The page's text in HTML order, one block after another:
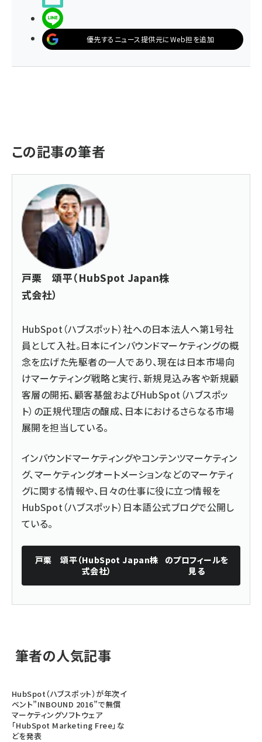
優先するニュース提供元にWeb担を追加
この記事の筆者
戸栗 頌平（HubSpot Japan株
式会社）
HubSpot（ハブスポット）社への日本法人へ第1号社
員として入社。日本にインバウンドマーケティングの概
念を広げた先駆者の一人であり、現在は日本市場向
けマーケティング戦略と実行、新規見込み客や新規顧
客層の開拓、顧客基盤およびHubSpot（ハブスポッ
ト）の正規代理店の醸成、日本におけるさらなる市場
展開を担当している。
インバウンドマーケティングやコンテンツマーケティン
グ、マーケティングオートメーションなどのマーケティ
グに関する情報や、日々の仕事に役に立つ情報を
HubSpot（ハブスポット）日本語公式ブログで公開し
ている。
戸栗 頌平（HubSpot Japan株
式会社）
のプロフィールを
見る
筆者の人気記事
HubSpot（ハブスポット）が年次イ
ベント”INBOUND 2016”で無償
マーケティングソフトウェア
「HubSpot Marketing Free」な
どを発表